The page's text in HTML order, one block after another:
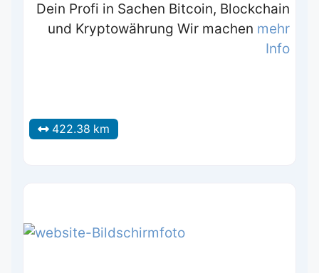
Dein Profi in Sachen Bitcoin, Blockchain
und Kryptowährung Wir machen mehr
Info
422.38 km